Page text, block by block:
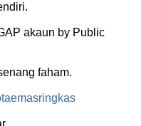
akaun by Public
faham.